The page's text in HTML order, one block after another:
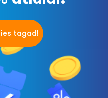
tagad!